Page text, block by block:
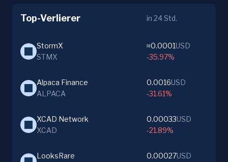
Top-Verlierer in 24 Std.
StormX
STMX
≈0.0001USD
-35.97%
Alpaca Finance
ALPACA
0.0016USD
-31.61%
XCAD Network
XCAD
0.00033USD
-21.89%
LooksRare
0.00027USD